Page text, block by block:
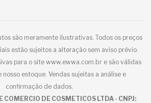
são meramente ilustrativas. Todos os preços
estão sujeitos a alteração sem aviso prévio.
para o site www.ewwa.com.br e são válidas
estoque. Vendas sujeitas a análise e
confirmação de dados.
COMERCIO DE COSMETICOS LTDA - CNPJ: